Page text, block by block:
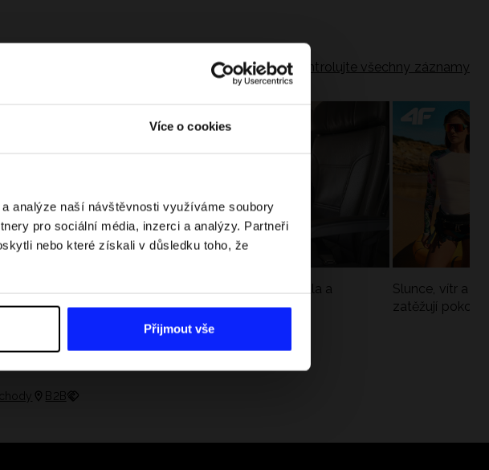
Více o cookies
analýze naší návštěvnosti využíváme soubory
pro sociální média, inzerci a analýzy. Partneři
nebo které získali v důsledku toho, že
Přijmout vše
Zkontrolujte všechny záznamy
a nejlepší jezdci F1
Jak si sbalit batoh do letadla a
nepřekročit limity?
Slunce, vítr a
zatěžují
B2B